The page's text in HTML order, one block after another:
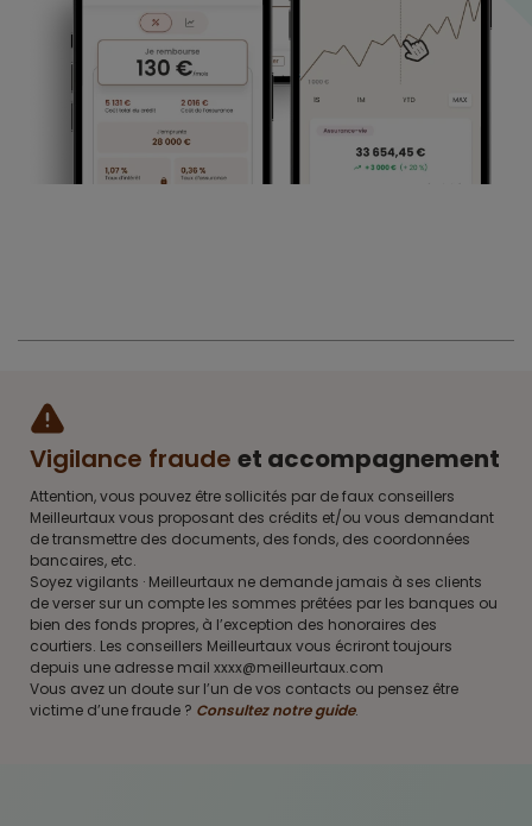
Vigilance fraude et accompagnement
Attention, vous pouvez être sollicités par de faux conseillers
Meilleurtaux vous proposant des crédits et/ou vous demandant
de transmettre des documents, des fonds, des coordonnées
bancaires, etc.
Soyez vigilants · Meilleurtaux ne demande jamais à ses clients
de verser sur un compte les sommes prêtées par les banques ou
bien des fonds propres, à l’exception des honoraires des
courtiers. Les conseillers Meilleurtaux vous écriront toujours
depuis une adresse mail xxxx@meilleurtaux.com
Vous avez un doute sur l’un de vos contacts ou pensez être
victime d’une fraude ? Consultez notre guide.